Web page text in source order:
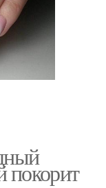
покорит